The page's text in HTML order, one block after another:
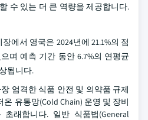
수 있는 더 큰 역량을 제공합니다.
에서 영국은 2024년에 21.1%의 점
며 예측 기간 동안 6.7%의 연평균
됩니다.
엄격한 식품 안전 및 의약품 규제
유통망(Cold Chain) 운영 및 장비
래합니다. 일반 식품법(General